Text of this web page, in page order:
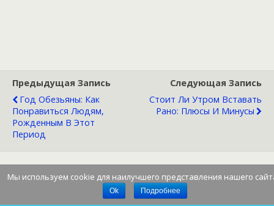
Предыдущая Запись
Год Обезьяны: Как
Понравиться Людям,
Рожденным В Этот
Период
Следующая Запись
Стоит Ли Утром Вставать
Рано: Плюсы И Минусы
Мы используем cookie для наилучшего представления нашего
Ok Подробнее
Наверх